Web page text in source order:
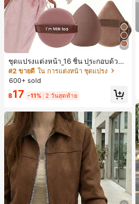
ชุดแปรงแต่งหน้า 16 ชิ้น ประกอบด้วยแ
ปรงแต่งหน้า 13 ชิ้น, ฟองน้ำแต่งหน้ารู
ปหยดน้ำ 1 ชิ้น, แปรงแป้งรองพื้นกลม 1
ชิ้น และฟองน้ำแต่งหน้ารูปสามเหลี่ยม
1 ชิ้น - ชุดคลาสสิก ทำจากขนสังเคราะ
ห์นุ่มและเป็นมิตรต่อผิว เหมาะสำหรับผู้
หญิงและเด็กผู้หญิง เหมาะสำหรับฤดูใบ
ไม้ร่วงและฤดูหนาว
#2 ขายดี ใน การแต่งหน้า ชุดแปรง
600+ sold
฿17 -11% 2 วันสุดท้าย